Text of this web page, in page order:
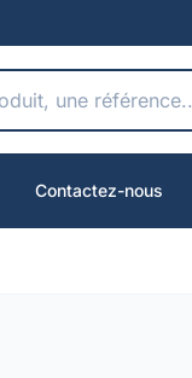
Contactez-nous